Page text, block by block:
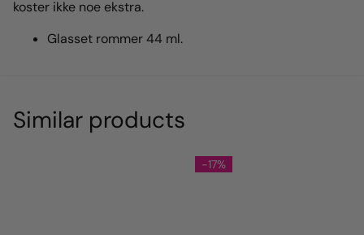
koster ikke noe ekstra.
Glasset rommer 44 ml.
Similar products
-17%